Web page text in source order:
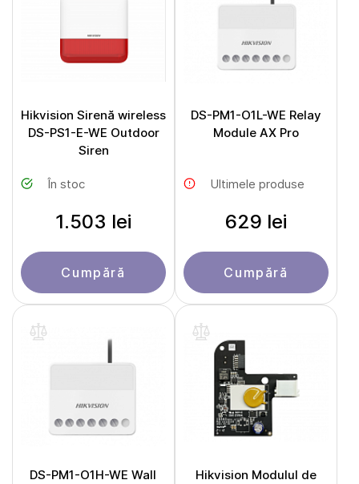
Hikvision Sirenă wireless
DS-PS1-E-WE Outdoor
Siren
În stoc
1.503 lei
Cumpără
DS-PM1-O1L-WE Relay
Module AX Pro
Ultimele produse
629 lei
Cumpără
DS-PM1-O1H-WE Wall
Hikvision Modulul de